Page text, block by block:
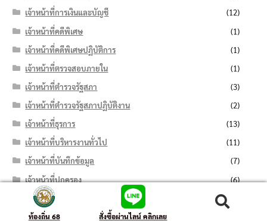
เจ้าหน้าที่การเงินและบัญชี
(12)
เจ้าหน้าที่คดีพิเศษ
(1)
เจ้าหน้าที่คดีพิเศษปฏิบัติการ
(1)
เจ้าหน้าที่ตรวจสอบภายใน
(1)
เจ้าหน้าที่ตำรวจรัฐสภา
(3)
เจ้าหน้าที่ตำรวจรัฐสภาปฏิบัติงาน
(2)
เจ้าหน้าที่ธุรการ
(13)
เจ้าหน้าที่บริหารงานทั่วไป
(11)
เจ้าหน้าที่บันทึกข้อมูล
(7)
เจ้าหน้าที่ปกครอง
(6)
เจ้าหน้าที่ปกครองปฏิบัติงาน
เจ้าหน้าที่ประสานงานด้านการท่องเที่ยว
ท้องถิ่น 68 สั่งซื้อผ่านไลน์ คลิกเลย